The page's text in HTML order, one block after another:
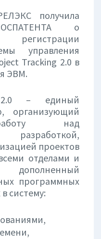
получила
о
регистрации
управления
Tracking 2.0 в
ЭВМ.
2.0 – единый
организующий
над
разработкой,
проектов
отделами и
дополненный
программных
систему: